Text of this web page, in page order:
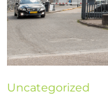
Uncategorized